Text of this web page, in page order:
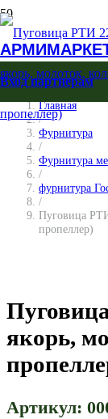
Вход партнерам
Главная
/
Фурнитура
/
Фурнитура
/
фурнитура
/
Пуговица
пропеллер)
якорь,
Артикул: